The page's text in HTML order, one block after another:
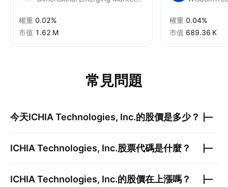
權重 0.02%
市值 ‪1.62 M‬
權重 0.04%
市值 ‪689.36 K‬
常見問題
今天ICHIA Technologies, Inc.的股價是多少？
ICHIA Technologies, Inc.股票代碼是什麼？
ICHIA Technologies, Inc.的股價在上漲嗎？